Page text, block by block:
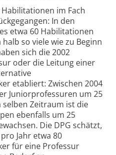
im Fach
In den
etwa 60 Habilitationen
so viele wie zu Beginn
sich die 2002
oder die Leitung einer
etabliert: Zwischen 2004
Juniorprofessuren um 25
selben Zeitraum ist die
ebenfalls um 25
Die DPG schätzt,
Jahr etwa 80
für eine Professur